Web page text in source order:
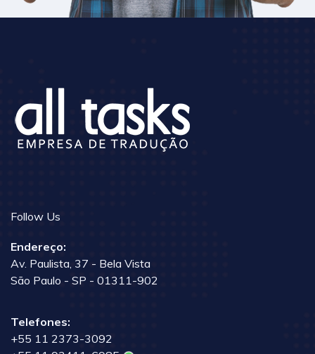
Follow Us
Endereço:
Av. Paulista, 37 - Bela Vista
São Paulo - SP - 01311-902
Telefones:
+55 11 2373-3092